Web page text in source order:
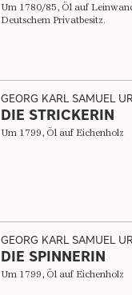
Um 1780/85, Öl auf
Deutschem Privatbesitz.
GEORG KARL SAMUEL
DIE STRICKERIN
Um 1799, Öl auf Eichenholz
GEORG KARL SAMUEL
DIE SPINNERIN
Um 1799, Öl auf Eichenholz